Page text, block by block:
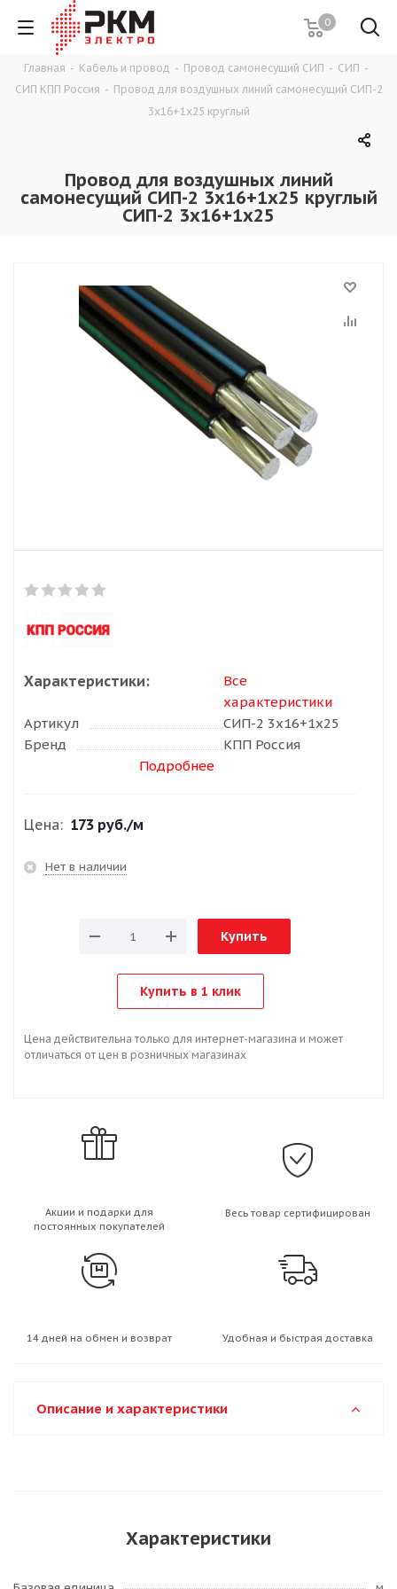
0
Главная - Кабель и провод - Провод самонесущий СИП - СИП -
СИП КПП Россия - Провод для воздушных линий самонесущий СИП-2
3х16+1х25 круглый
Провод для воздушных линий
самонесущий СИП-2 3х16+1х25 круглый
СИП-2 3х16+1х25
Характеристики:
Все
характеристики
Артикул
СИП-2 3х16+1х25
Бренд
КПП Россия
Подробнее
Цена: 173 руб./м
Нет в наличии
Купить
Купить в 1 клик
Цена действительна только для интернет-магазина и может
отличаться от цен в розничных магазинах
Акции и подарки для
постоянных покупателей
Весь товар сертифицирован
14 дней на обмен и возврат Удобная и быстрая доставка
Описание и характеристики
Характеристики